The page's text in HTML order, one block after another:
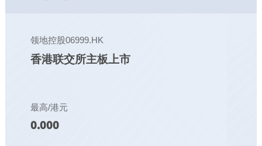
领地控股06999.HK
香港联交所主板上市
最高/港元
0.000